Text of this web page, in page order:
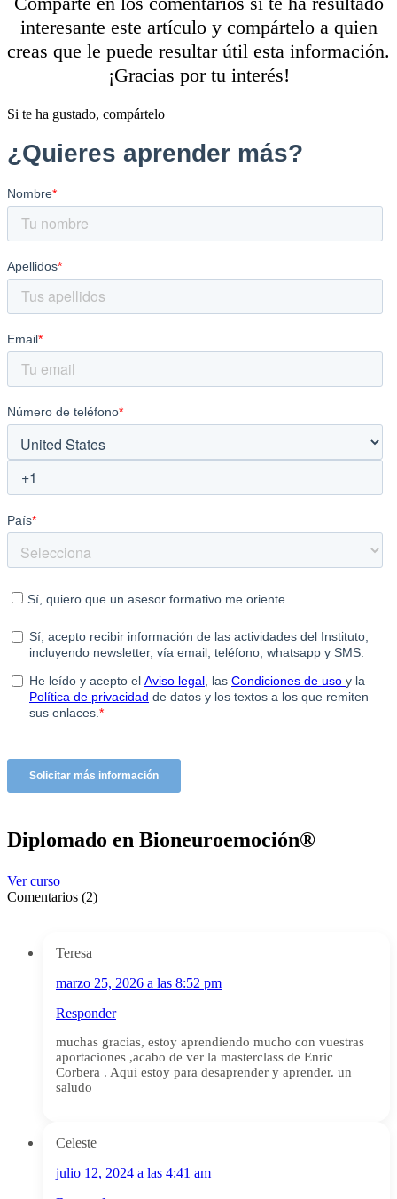
interesante este artículo y compártelo a quien
creas que le puede resultar útil esta información.
¡Gracias por tu interés!
Si te ha gustado, compártelo
Diplomado en Bioneuroemoción®
Ver curso
Comentarios (2)
Teresa
marzo 25, 2026 a las 8:52 pm
Responder
muchas gracias, estoy aprendiendo mucho con vuestras
aportaciones ,acabo de ver la masterclass de Enric
Corbera . Aqui estoy para desaprender y aprender. un
saludo
Celeste
julio 12, 2024 a las 4:41 am